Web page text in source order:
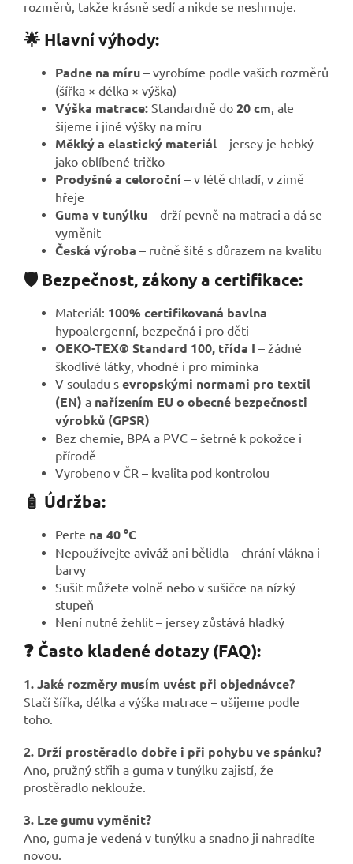
rozměrů, takže krásně sedí a nikde se neshrnuje.
🌟 Hlavní výhody:
Padne na míru – vyrobíme podle vašich rozměrů
(šířka × délka × výška)
Výška matrace: Standardně do 20 cm, ale
šijeme i jiné výšky na míru
Měkký a elastický materiál – jersey je hebký
jako oblíbené tričko
Prodyšné a celoroční – v létě chladí, v zimě
hřeje
Guma v tunýlku – drží pevně na matraci a dá se
vyměnit
Česká výroba – ručně šité s důrazem na kvalitu
🛡️ Bezpečnost, zákony a certifikace:
Materiál: 100% certifikovaná bavlna –
hypoalergenní, bezpečná i pro děti
OEKO-TEX® Standard 100, třída I – žádné
škodlivé látky, vhodné i pro miminka
V souladu s evropskými normami pro textil
(EN) a nařízením EU o obecné bezpečnosti
výrobků (GPSR)
Bez chemie, BPA a PVC – šetrné k pokožce i
přírodě
Vyrobeno v ČR – kvalita pod kontrolou
🧴 Údržba:
Perte na 40 °C
Nepoužívejte aviváž ani bělidla – chrání vlákna i
barvy
Sušit můžete volně nebo v sušičce na nízký
stupeň
Není nutné žehlit – jersey zůstává hladký
❓ Často kladené dotazy (FAQ):
1. Jaké rozměry musím uvést při objednávce?
Stačí šířka, délka a výška matrace – ušijeme podle
toho.
2. Drží prostěradlo dobře i při pohybu ve spánku?
Ano, pružný střih a guma v tunýlku zajistí, že
prostěradlo neklouže.
3. Lze gumu vyměnit?
Ano, guma je vedená v tunýlku a snadno ji nahradíte
novou.